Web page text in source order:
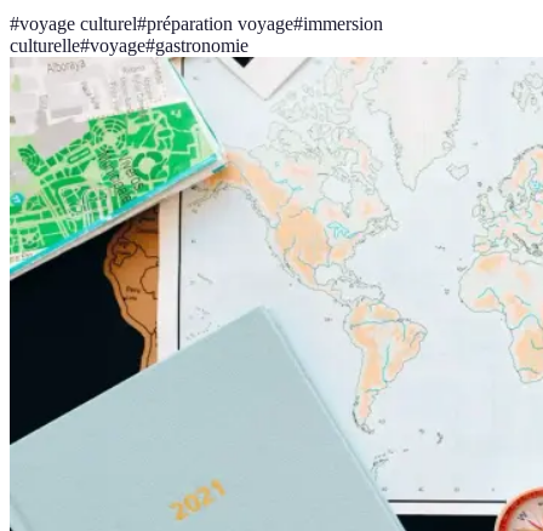
#voyage culturel#préparation voyage#immersion
culturelle#voyage#gastronomie